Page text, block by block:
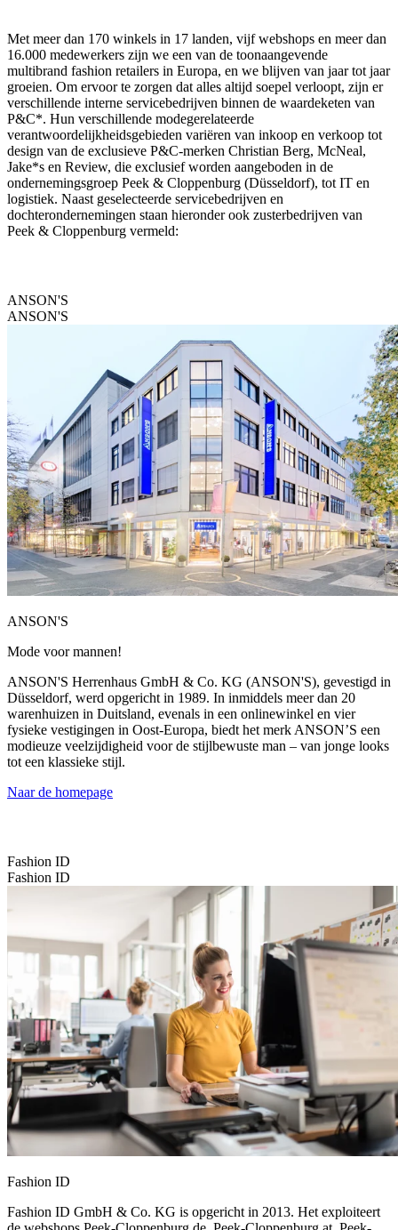
Met meer dan 170 winkels in 17 landen, vijf webshops en meer dan
16.000 medewerkers zijn we een van de toonaangevende
multibrand fashion retailers in Europa, en we blijven van jaar tot jaar
groeien. Om ervoor te zorgen dat alles altijd soepel verloopt, zijn er
verschillende interne servicebedrijven binnen de waardeketen van
P&C*. Hun verschillende modegerelateerde
verantwoordelijkheidsgebieden variëren van inkoop en verkoop tot
design van de exclusieve P&C-merken Christian Berg, McNeal,
Jake*s en Review, die exclusief worden aangeboden in de
ondernemingsgroep Peek & Cloppenburg (Düsseldorf), tot IT en
logistiek. Naast geselecteerde servicebedrijven en
dochterondernemingen staan hieronder ook zusterbedrijven van
Peek & Cloppenburg vermeld:
ANSON'S
ANSON'S
ANSON'S
Mode voor mannen!
ANSON'S Herrenhaus GmbH & Co. KG (ANSON'S), gevestigd in
Düsseldorf, werd opgericht in 1989. In inmiddels meer dan 20
warenhuizen in Duitsland, evenals in een onlinewinkel en vier
fysieke vestigingen in Oost-Europa, biedt het merk ANSON’S een
modieuze veelzijdigheid voor de stijlbewuste man – van jonge looks
tot een klassieke stijl.
Naar de homepage
Fashion ID
Fashion ID
Fashion ID
Fashion ID GmbH & Co. KG is opgericht in 2013. Het exploiteert